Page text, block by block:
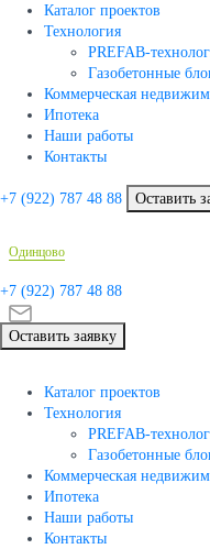
Каталог проектов
Технология
PREFAB-
Газобетонные
Коммерческая
Ипотека
Наши работы
Контакты
+7 (922) 787 48 88 Оставить
Одинцово
+7 (922) 787 48 88
Оставить заявку
Каталог проектов
Технология
PREFAB-
Газобетонные
Коммерческая
Ипотека
Наши работы
Контакты